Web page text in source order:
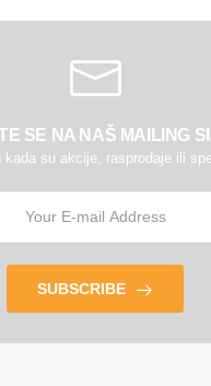
SE NA NAŠ MAILING
su akcije, rasprodaje ili
SUBSCRIBE